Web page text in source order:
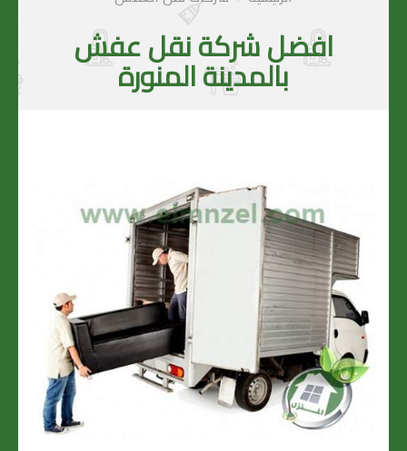
افضل شركة نقل عفش
بالمدينة المنورة